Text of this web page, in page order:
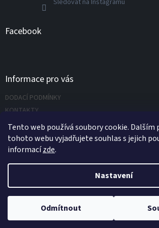
Tento web používá soubory cookie. Dalším
tohoto webu vyjadřujete souhlas s jejich
informacízde.
Nastavení
Odmítnout
Sledovat na Instagramu
Facebook
Informace pro vás
DODACÍ PODMÍNKY
KONTAKTY
Napište nám
Copyright 2026UNIVERZÁLNÍ NÁŘADÍ.CZ
vyhrazena.